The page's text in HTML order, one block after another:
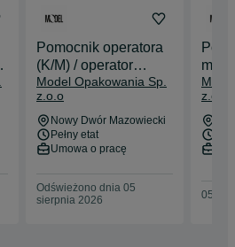
Pomocnik operatora
(K/M) / operator
maszyn (K/M)
Model Opakowania Sp.
z.o.o
Nowy Dwór Mazowiecki
Pełny etat
Umowa o pracę
Odświeżono dnia 05
sierpnia 2026
z.o.o
05